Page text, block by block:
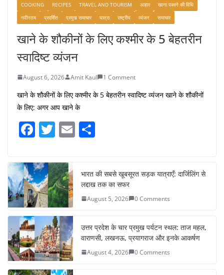
COOKING RECIPES TRAVEL AND TOURISM आहार
खाना पकाने की विधि
नवीनतम
प्रदर्शित प्रमुख समाचार यात्रा राष्ट्रीय व्यंजन समाचार
खाने के शौकीनों के लिए कश्मीर के 5 बेहतरीन
स्वादिष्ट व्यंजन
August 6, 2026 Amit Kaul 1 Comment
खाने के शौकीनों के लिए कश्मीर के 5 बेहतरीन स्वादिष्ट व्यंजन खाने के शौकीनों
के लिए: अगर आप खाने के
F
c
e
b
o
o
k
T
itt
er
E
e
भारत की सबसे खूबसूरत सड़क यात्राएँ: दार्जिलिंग से
लद्दाख तक का सफर
August 5, 2026 0 Comments
उत्तर प्रदेश के चार प्रमुख पर्यटन स्थल: ताज महल,
वाराणसी, लखनऊ, प्रयागराज और इनके आकर्षण
August 4, 2026 0 Comments